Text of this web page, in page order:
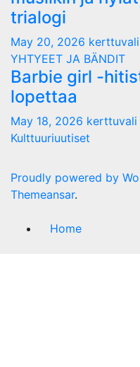
trialogi
May 20, 2026 kerttuvali
YHTYEET JA BÄNDIT
Barbie girl -
lopettaa
May 18, 2026 kerttuvali
Kulttuuriuutiset
Proudly powered by
Themeansar.
Home